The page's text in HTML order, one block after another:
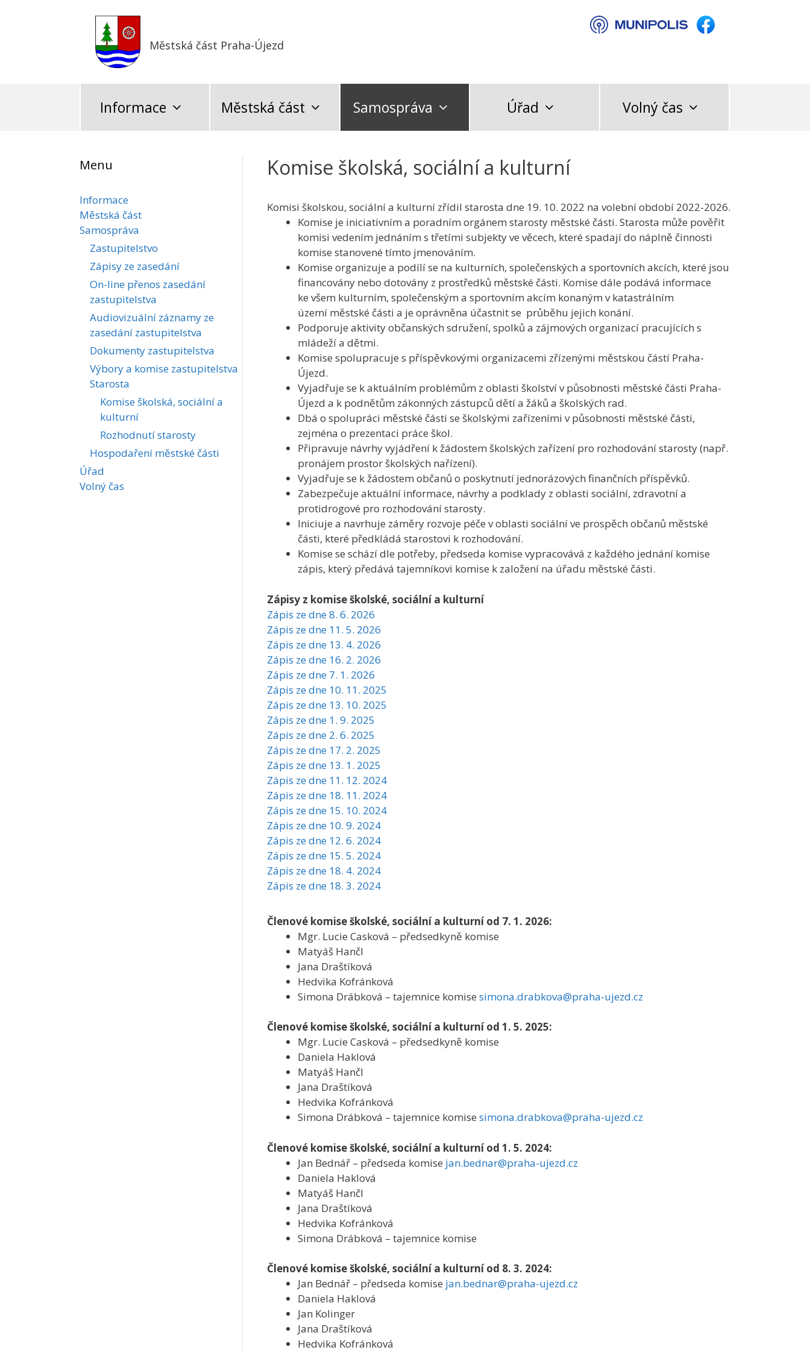
Městská část Praha-Újezd
Informace Městská část Samospráva Úřad Volný čas
Komise školská, sociální a kulturní
Komisi školskou, sociální a kulturní zřídil starosta dne 19. 10. 2022 na volební období 2022-2026.
Komise je iniciativním a poradním orgánem starosty městské části. Starosta může pověřit
komisi vedením jednáním s třetími subjekty ve věcech, které spadají do náplně činnosti
komise stanovené tímto jmenováním.
Komise organizuje a podílí se na kulturních, společenských a sportovních akcích, které jsou
financovány nebo dotovány z prostředků městské části. Komise dále podává informace
ke všem kulturním, společenským a sportovním akcím konaným v katastrálním
území městské části a je oprávněna účastnit se průběhu jejich konání.
Podporuje aktivity občanských sdružení, spolků a zájmových organizací pracujících s
mládeží a dětmi.
Komise spolupracuje s příspěvkovými organizacemi zřízenými městskou částí Praha-
Újezd.
Vyjadřuje se k aktuálním problémům z oblasti školství v působnosti městské části Praha-
Újezd a k podnětům zákonných zástupců dětí a žáků a školských rad.
Dbá o spolupráci městské části se školskými zařízeními v působnosti městské části,
zejména o prezentaci práce škol.
Připravuje návrhy vyjádření k žádostem školských zařízení pro rozhodování starosty (např.
pronájem prostor školských nařízení).
Vyjadřuje se k žádostem občanů o poskytnutí jednorázových finančních příspěvků.
Zabezpečuje aktuální informace, návrhy a podklady z oblasti sociální, zdravotní a
protidrogové pro rozhodování starosty.
Iniciuje a navrhuje záměry rozvoje péče v oblasti sociální ve prospěch občanů městské
části, které předkládá starostovi k rozhodování.
Komise se schází dle potřeby, předseda komise vypracovává z každého jednání komise
zápis, který předává tajemníkovi komise k založení na úřadu městské části.
Zápisy z komise školské, sociální a kulturní
Zápis ze dne 8. 6. 2026
Zápis ze dne 11. 5. 2026
Zápis ze dne 13. 4. 2026
Zápis ze dne 16. 2. 2026
Zápis ze dne 7. 1. 2026
Zápis ze dne 10. 11. 2025
Zápis ze dne 13. 10. 2025
Zápis ze dne 1. 9. 2025
Zápis ze dne 2. 6. 2025
Zápis ze dne 17. 2. 2025
Zápis ze dne 13. 1. 2025
Zápis ze dne 11. 12. 2024
Zápis ze dne 18. 11. 2024
Zápis ze dne 15. 10. 2024
Zápis ze dne 10. 9. 2024
Zápis ze dne 12. 6. 2024
Zápis ze dne 15. 5. 2024
Zápis ze dne 18. 4. 2024
Zápis ze dne 18. 3. 2024
Členové komise školské, sociální a kulturní od 7. 1. 2026:
Mgr. Lucie Casková – předsedkyně komise
Matyáš Hančl
Jana Draštíková
Hedvika Kofránková
Simona Drábková – tajemnice komise simona.drabkova@praha-ujezd.cz
Členové komise školské, sociální a kulturní od 1. 5. 2025:
Mgr. Lucie Casková – předsedkyně komise
Daniela Haklová
Matyáš Hančl
Jana Draštíková
Hedvika Kofránková
Simona Drábková – tajemnice komise simona.drabkova@praha-ujezd.cz
Členové komise školské, sociální a kulturní od 1. 5. 2024:
Jan Bednář – předseda komise jan.bednar@praha-ujezd.cz
Daniela Haklová
Matyáš Hančl
Jana Draštíková
Hedvika Kofránková
Simona Drábková – tajemnice komise
Členové komise školské, sociální a kulturní od 8. 3. 2024:
Jan Bednář – předseda komise jan.bednar@praha-ujezd.cz
Daniela Haklová
Jan Kolinger
Jana Draštíková
Hedvika Kofránková
Menu
Informace
Městská část
Samospráva
Zastupitelstvo
Zápisy ze zasedání
On-line přenos zasedání
zastupitelstva
Audiovizuální záznamy ze
zasedání zastupitelstva
Dokumenty zastupitelstva
Výbory a komise zastupitelstva
Starosta
Komise školská, sociální a
kulturní
Rozhodnutí starosty
Hospodaření městské části
Úřad
Volný čas